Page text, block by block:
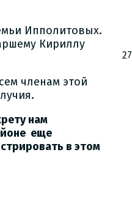
Ипполитовых.
Кириллу
членам этой
нам
еще
в этом
27